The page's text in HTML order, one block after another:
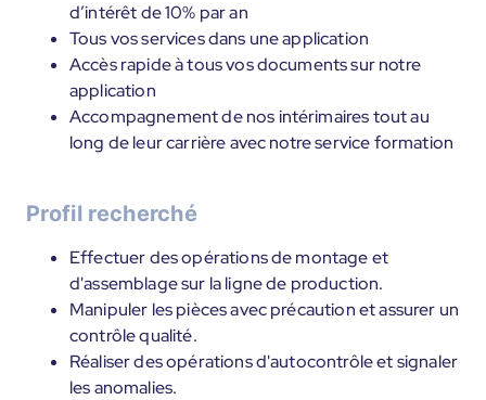
d’intérêt de 10% par an
Tous vos services dans une application
Accès rapide à tous vos documents sur notre
application
Accompagnement de nos intérimaires tout au
long de leur carrière avec notre service formation
Profil recherché
Effectuer des opérations de montage et
d'assemblage sur la ligne de production.
Manipuler les pièces avec précaution et assurer un
contrôle qualité.
Réaliser des opérations d'autocontrôle et signaler
les anomalies.